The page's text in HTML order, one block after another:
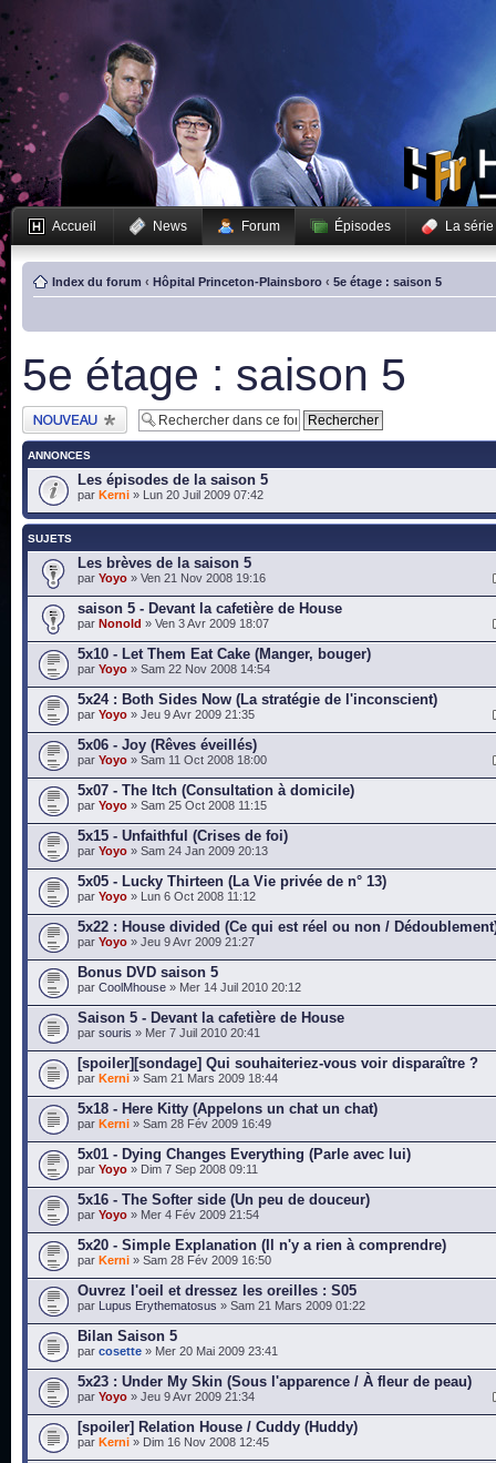
Accueil News Forum Épisodes La série
Index du forum ‹ Hôpital Princeton-Plainsboro ‹ 5e étage : saison 5
5e étage : saison 5
Publier un nouveau
sujet
ANNONCES
Les épisodes de la saison 5
par Kerni » Lun 20 Juil 2009 07:42
SUJETS
Les brèves de la saison 5
par Yoyo » Ven 21 Nov 2008 19:16
saison 5 - Devant la cafetière de House
par Nonold » Ven 3 Avr 2009 18:07
5x10 - Let Them Eat Cake (Manger, bouger)
par Yoyo » Sam 22 Nov 2008 14:54
5x24 : Both Sides Now (La stratégie de l'inconscient)
par Yoyo » Jeu 9 Avr 2009 21:35
5x06 - Joy (Rêves éveillés)
par Yoyo » Sam 11 Oct 2008 18:00
5x07 - The Itch (Consultation à domicile)
par Yoyo » Sam 25 Oct 2008 11:15
5x15 - Unfaithful (Crises de foi)
par Yoyo » Sam 24 Jan 2009 20:13
5x05 - Lucky Thirteen (La Vie privée de n° 13)
par Yoyo » Lun 6 Oct 2008 11:12
5x22 : House divided (Ce qui est réel ou non /
par Yoyo » Jeu 9 Avr 2009 21:27
Bonus DVD saison 5
par CoolMhouse » Mer 14 Juil 2010 20:12
Saison 5 - Devant la cafetière de House
par souris » Mer 7 Juil 2010 20:41
[spoiler][sondage] Qui souhaiteriez-vous voir disparaître ?
par Kerni » Sam 21 Mars 2009 18:44
5x18 - Here Kitty (Appelons un chat un chat)
par Kerni » Sam 28 Fév 2009 16:49
5x01 - Dying Changes Everything (Parle avec lui)
par Yoyo » Dim 7 Sep 2008 09:11
5x16 - The Softer side (Un peu de douceur)
par Yoyo » Mer 4 Fév 2009 21:54
5x20 - Simple Explanation (Il n'y a rien à comprendre)
par Kerni » Sam 28 Fév 2009 16:50
Ouvrez l'oeil et dressez les oreilles : S05
par Lupus Erythematosus » Sam 21 Mars 2009 01:22
Bilan Saison 5
par cosette » Mer 20 Mai 2009 23:41
5x23 : Under My Skin (Sous l'apparence / À fleur de peau)
par Yoyo » Jeu 9 Avr 2009 21:34
[spoiler] Relation House / Cuddy (Huddy)
par Kerni » Dim 16 Nov 2008 12:45